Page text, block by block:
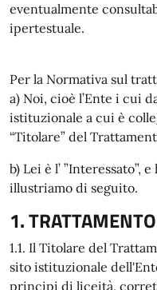
eventualmente
ipertestuale.
Per la Normativa sul
a) Noi, cioè l’Ente i cui
istituzionale a cui è
“Titolare” del
b) Lei è l’
illustriamo di seguito.
1. TRATTAMENTO
1.1. Il Titolare del
sito istituzionale
principi di liceità,